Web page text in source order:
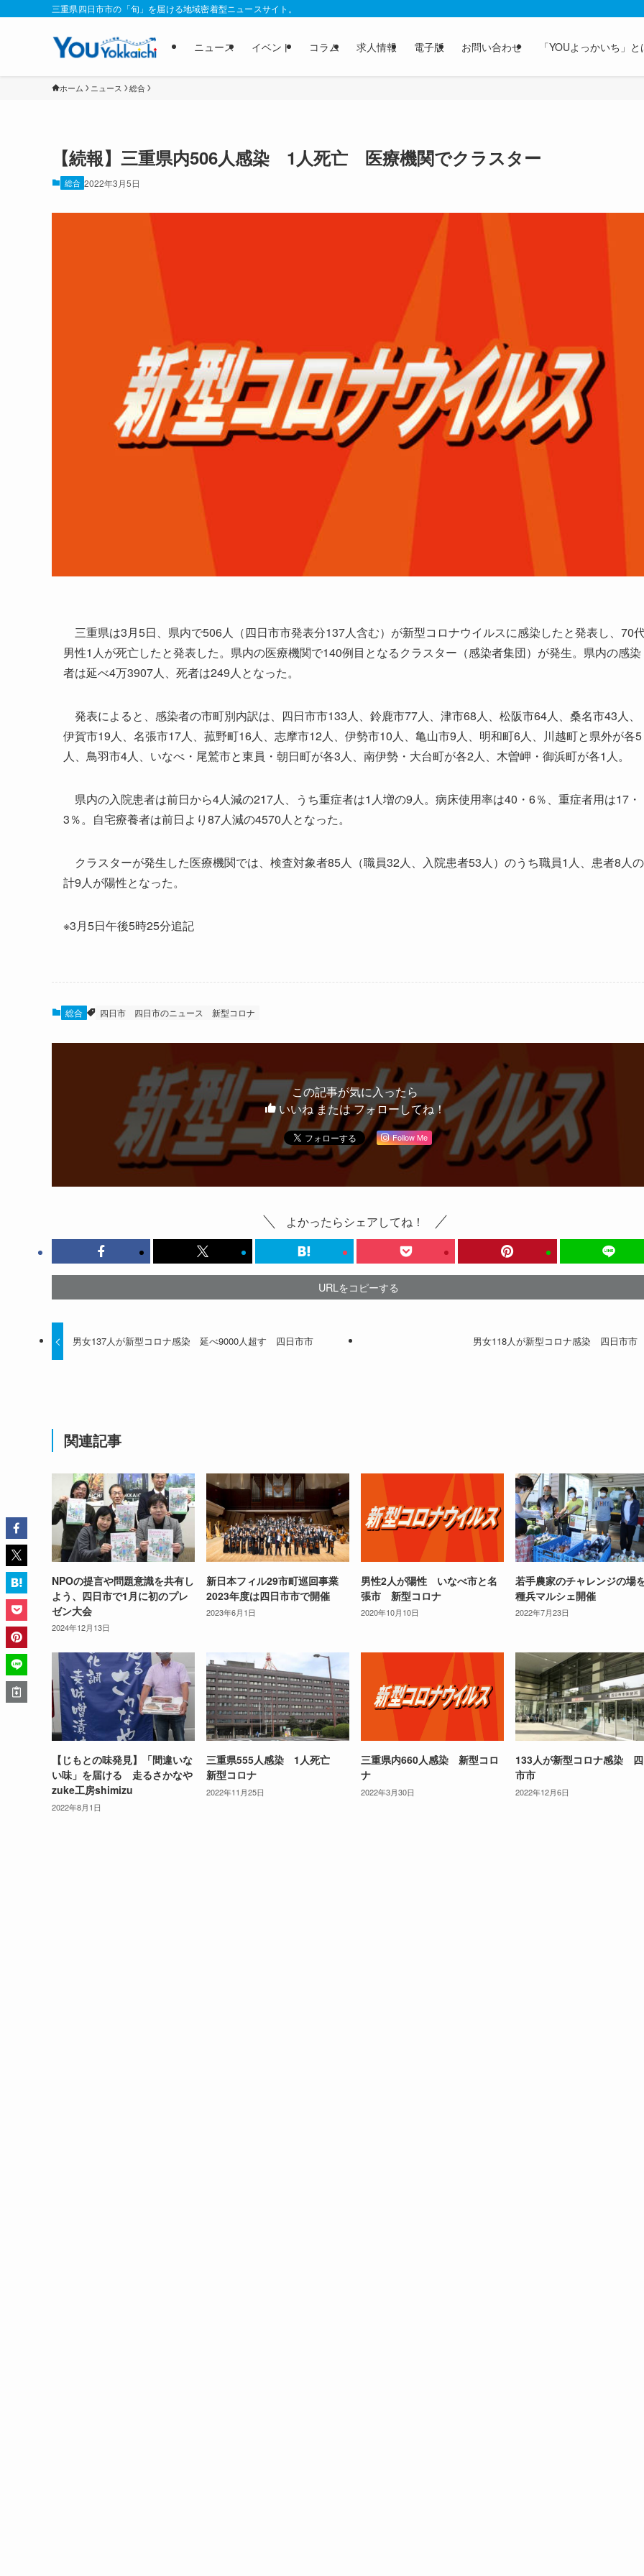
三重県四日市市の「旬」を届ける地域密着型ニュースサイト。
ニュース イベント コラム 求人情報 電子版 お問い合わせ 「YOUよっかいち」と
ホーム ニュース 総合
【続報】三重県内506人感染 1人死亡 医療機関でクラスター
総合 2022年3月5日
三重県は3月5日、県内で506人（四日市市発表分137人含む）が新型コロナウイルスに感染したと発表し、70
男性1人が死亡したと発表した。県内の医療機関で140例目となるクラスター（感染者集団）が発生。県内の感染
者は延べ4万3907人、死者は249人となった。
発表によると、感染者の市町別内訳は、四日市市133人、鈴鹿市77人、津市68人、松阪市64人、桑名市43人、
伊賀市19人、名張市17人、菰野町16人、志摩市12人、伊勢市10人、亀山市9人、明和町6人、川越町と県外が各5
人、鳥羽市4人、いなべ・尾鷲市と東員・朝日町が各3人、南伊勢・大台町が各2人、木曽岬・御浜町が各1人。
県内の入院患者は前日から4人減の217人、うち重症者は1人増の9人。病床使用率は40・6％、重症者用は17・
3％。自宅療養者は前日より87人減の4570人となった。
クラスターが発生した医療機関では、検査対象者85人（職員32人、入院患者53人）のうち職員1人、患者8人の
計9人が陽性となった。
※3月5日午後5時25分追記
総合 四日市 四日市のニュース 新型コロナ
この記事が気に入ったら
いいね または フォローしてね！
Follow Me
よかったらシェアしてね！
URLをコピーする
男女137人が新型コロナ感染 延べ9000人超す 四日市市 男女118人が新型コロナ感染 四日市市
関連記事
NPOの提言や問題意識を共有し
よう、四日市で1月に初のプレ
ゼン大会
2024年12月13日
新日本フィル29市町巡回事業
2023年度は四日市市で開催
2023年6月1日
男性2人が陽性 いなべ市と名
張市 新型コロナ
2020年10月10日
若手農家のチャレンジの
種兵マルシェ開催
2022年7月23日
【じもとの味発見】「間違いな
い味」を届ける 走るさかなや
zuke工房shimizu
2022年8月1日
三重県555人感染 1人死亡
新型コロナ
2022年11月25日
三重県内660人感染 新型コロ
ナ
2022年3月30日
133人が新型コロナ感染
市市
2022年12月6日